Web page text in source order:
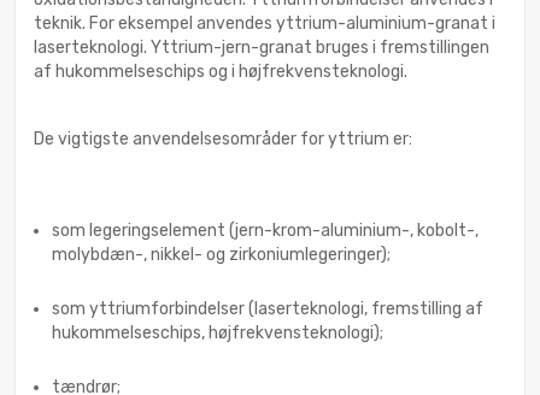
teknik. For eksempel anvendes yttrium-aluminium-granat i
laserteknologi. Yttrium-jern-granat bruges i fremstillingen
af hukommelseschips og i højfrekvensteknologi.
De vigtigste anvendelsesområder for yttrium er:
som legeringselement (jern-krom-aluminium-, kobolt-,
molybdæn-, nikkel- og zirkoniumlegeringer);
som yttriumforbindelser (laserteknologi, fremstilling af
hukommelseschips, højfrekvensteknologi);
tændrør;